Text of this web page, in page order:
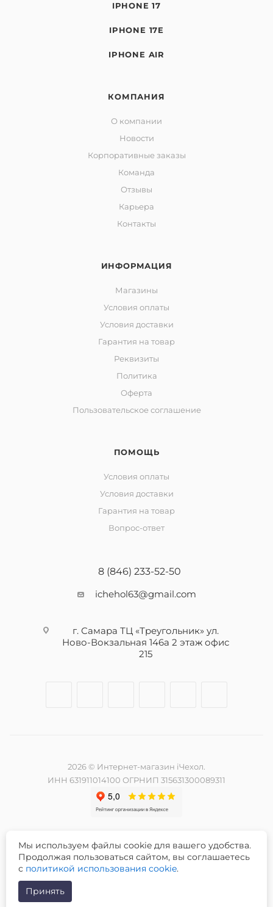
IPHONE 17
IPHONE 17E
IPHONE AIR
КОМПАНИЯ
О компании
Новости
Корпоративные заказы
Команда
Отзывы
Карьера
Контакты
ИНФОРМАЦИЯ
Магазины
Условия оплаты
Условия доставки
Гарантия на товар
Реквизиты
Политика
Оферта
Пользовательское соглашение
ПОМОЩЬ
Условия оплаты
Условия доставки
Гарантия на товар
Вопрос-ответ
8 (846) 233-52-50
ichehol63@gmail.com
г. Самара ТЦ «Треугольник» ул.
Ново-Вокзальная 146а 2 этаж офис
215
2026 © Интернет-магазин iЧехол.
ИНН 631911014100 ОГРНИП 315631300089311
Разработка и продвижение сайта -
Мы используем файлы cookie для вашего удобства.
Продолжая пользоваться сайтом, вы соглашаетесь
с политикой использования cookie.
Принять